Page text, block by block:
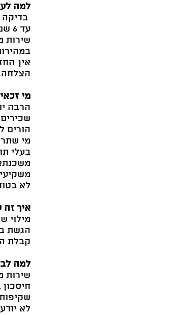
למה
עד 6 שנים אחורה: ניתן לבדוק החזרים לשנים קודמות, ואולי תחזירו אליכם אלפי שקלים!
שירות
אין
מי
הרבה
הורים
מי
בעלי
לא
איך זה
מילוי
הגשת
קבלת
למה
שירות
לא